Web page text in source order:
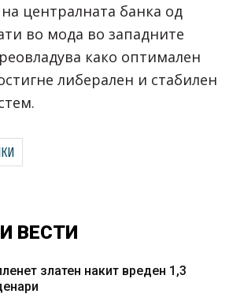
централната банка од
во мода во западните
како оптимален
либерален и стабилен
ВЕСТИ
златен накит вреден 1,3